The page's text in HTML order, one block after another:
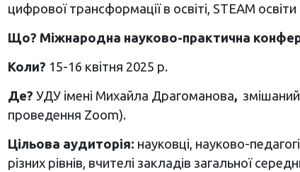
цифрової трансформації в освіті, STEAM
Що? Міжнародна науково-практична
Коли? 15-16 квітня 2025 р.
Де? УДУ імені Михайла Драгоманова,
проведення Zoom).
Цільова аудиторія: науковці, науково-
різних рівнів, вчителі закладів загальної